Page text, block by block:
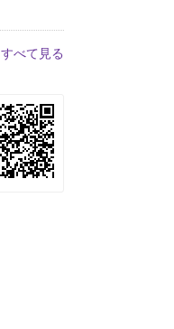
すべて見る